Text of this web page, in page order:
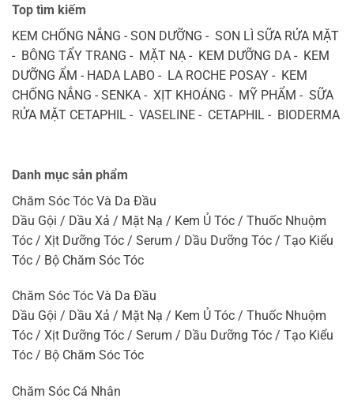
Top tìm kiếm
KEM CHỐNG NẮNG - SON DƯỠNG - SON LÌ SỮA RỬA MẶT
- BÔNG TẨY TRANG - MẶT NẠ - KEM DƯỠNG DA - KEM
DƯỠNG ẨM - HADA LABO - LA ROCHE POSAY - KEM
CHỐNG NẮNG - SENKA - XỊT KHOÁNG - MỸ PHẨM - SỮA
RỬA MẶT CETAPHIL - VASELINE - CETAPHIL - BIODERMA
Danh mục sản phẩm
Chăm Sóc Tóc Và Da Đầu
Dầu Gội / Dầu Xả / Mặt Nạ / Kem Ủ Tóc / Thuốc Nhuộm
Tóc / Xịt Dưỡng Tóc / Serum / Dầu Dưỡng Tóc / Tạo Kiểu
Tóc / Bộ Chăm Sóc Tóc
Chăm Sóc Tóc Và Da Đầu
Dầu Gội / Dầu Xả / Mặt Nạ / Kem Ủ Tóc / Thuốc Nhuộm
Tóc / Xịt Dưỡng Tóc / Serum / Dầu Dưỡng Tóc / Tạo Kiểu
Tóc / Bộ Chăm Sóc Tóc
Chăm Sóc Cá Nhân